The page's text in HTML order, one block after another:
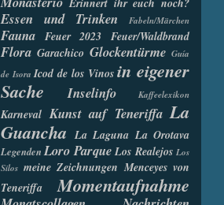
Erinnert ihr euch noch?
Essen und Trinken Fabeln/Märchen
Fauna Feuer 2023 Feuer/Waldbrand
Flora Garachico Glockentürme Guía
de Isora Icod de los Vinos in eigener
Sache
Inselinfo Kaffeelexikon
Karneval Kunst auf Teneriffa La
Guancha La Laguna La Orotava
Legenden Loro Parque Los Realejos Los
Silos meine Zeichnungen Menceyes von
Teneriffa
Momentaufnahme